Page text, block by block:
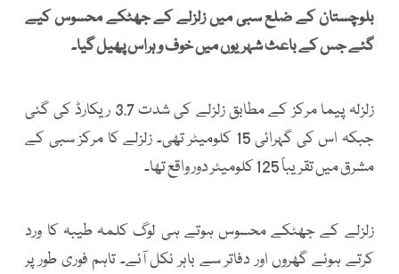
بلوچستان کے ضلع سبی میں زلزلے کے جھٹکے محسوس کیے
گئے جس کے باعث شہریوں میں خوف و ہراس پھیل گیا۔
زلزلہ پیما مرکز کے مطابق زلزلے کی شدت 3.7 ریکارڈ کی گئی
جبکہ اس کی گہرائی 15 کلومیٹر تھی۔ زلزلے کا مرکز سبی کے
مشرق میں تقریباً 125 کلومیٹر دور واقع تھا۔
زلزلے کے جھٹکے محسوس ہوتے ہی لوگ کلمہ طیبہ کا ورد
کرتے ہوئے گھروں اور دفاتر سے باہر نکل آئے۔ تاہم فوری طور پر